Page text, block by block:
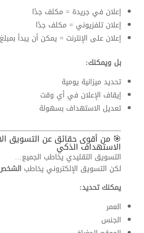
إعلان في جريدة = مكلف جدًا
إعلان تلفزيوني = مكلف جدًا
إعلان على الإنترنت = يمكن أن يبدأ
بل ويمكنك:
تحديد ميزانية يومية
إيقاف الإعلان في أي وقت
تعديل الاستهداف بسهولة
🎯 من أقوى حقائق عن التسويق
الاستهداف الذكي
التسويق التقليدي يخاطب الجميع…
لكن التسويق الإلكتروني يخاطب
يمكنك تحديد:
العمر
الجنس